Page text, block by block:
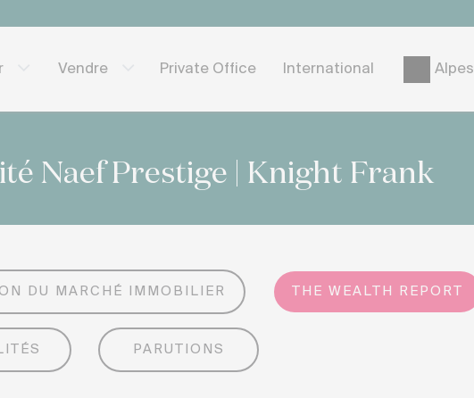
Vendre Private Office International Alpes
Naef Prestige | Knight Frank
DU MARCHÉ IMMOBILIER THE WEALTH REPORT
PARUTIONS